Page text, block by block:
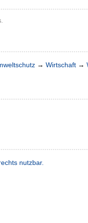
→ Wirtschaft →
nutzbar.